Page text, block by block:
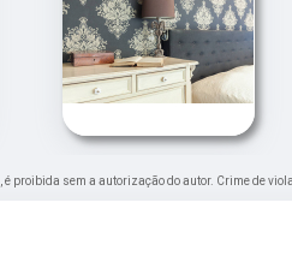
proibida sem a autorização do autor. Crime de